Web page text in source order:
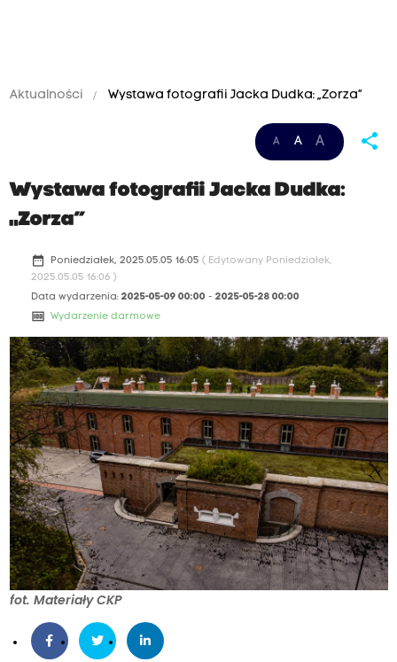
Aktualności Wystawa fotografii Jacka Dudka: „Zorza”
A A A share
Wystawa fotografii Jacka Dudka:
„Zorza”
date_range Poniedziałek, 2025.05.05 16:05 ( Edytowany Poniedziałek,
2025.05.05 16:06 )
Data wydarzenia: 2025-05-09 00:00- 2025-05-28 00:00
money Wydarzenie darmowe
fot. Materiały CKP